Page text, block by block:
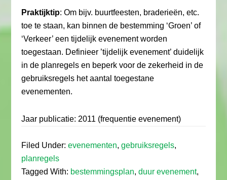
Praktijktip: Om bijv. buurtfeesten, braderieën, etc.
toe te staan, kan binnen de bestemming ‘Groen’ of
‘Verkeer’ een tijdelijk evenement worden
toegestaan. Definieer ’tijdelijk evenement’ duidelijk
in de planregels en beperk voor de zekerheid in de
gebruiksregels het aantal toegestane
evenementen.
Jaar publicatie: 2011 (frequentie evenement)
Filed Under:evenementen,gebruiksregels,
planregels
Tagged With: bestemmingsplan,duur evenement,